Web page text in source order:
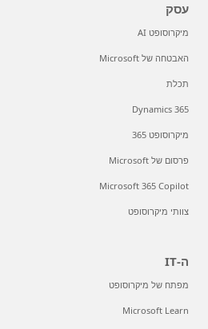
עסק
מיקרוסופט AI
האבטחה של Microsoft
תכלת
Dynamics 365
מיקרוסופט 365
פרסום של Microsoft
Microsoft 365 Copilot
צוותי מיקרוסופט
ה-IT
מפתח של מיקרוסופט
Microsoft Learn